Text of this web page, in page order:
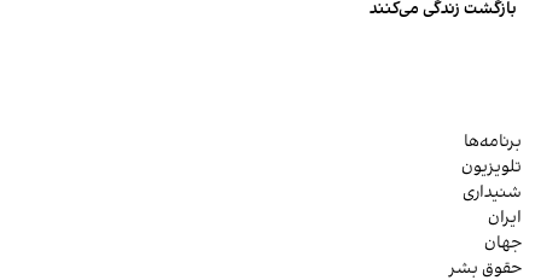
بازگشت زندگی می‌کنند
برنامه‌ها
تلویزیون
شنیداری
ایران
جهان
حقوق بشر